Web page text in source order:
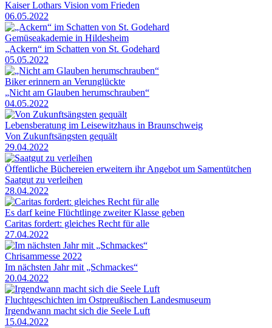
Kaiser Lothars Vision vom Frieden
06.05.2022
Gemüseakademie in Hildesheim
„Ackern“ im Schatten von St. Godehard
05.05.2022
Biker erinnern an Verunglückte
„Nicht am Glauben herumschrauben“
04.05.2022
Lebensberatung im Leisewitzhaus in Braunschweig
Von Zukunftsängsten gequält
29.04.2022
Öffentliche Büchereien erweitern ihr Angebot um Samentütchen
Saatgut zu verleihen
28.04.2022
Es darf keine Flüchtlinge zweiter Klasse geben
Caritas fordert: gleiches Recht für alle
27.04.2022
Chrisammesse 2022
Im nächsten Jahr mit „Schmackes“
20.04.2022
Fluchtgeschichten im Ostpreußischen Landesmuseum
Irgendwann macht sich die Seele Luft
15.04.2022